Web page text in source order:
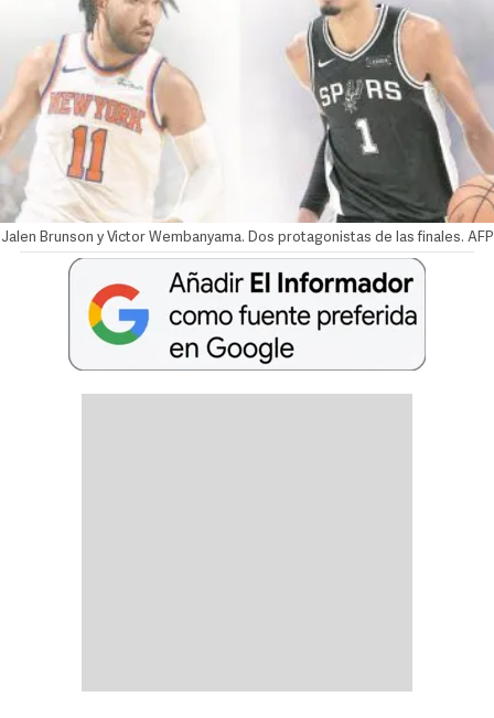
Jalen Brunson y Victor Wembanyama. Dos protagonistas de las finales. AFP